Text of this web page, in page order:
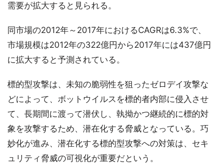
需要が拡大すると見られる。
同市場の2012年～2017年におけるCAGRは6.3%で、
市場規模は2012年の322億円から2017年には437億円
に拡大すると予測されている。
標的型攻撃は、未知の脆弱性を狙ったゼロデイ攻撃な
どによって、ボットウイルスを標的者内部に侵入させ
て、長期間に渡って潜伏し、執拗かつ継続的に標的対
象を攻撃するため、潜在化する脅威となっている。巧
妙化が進み、潜在化する標的型攻撃への対策は、セキ
ュリティ脅威の可視化が重要だという。